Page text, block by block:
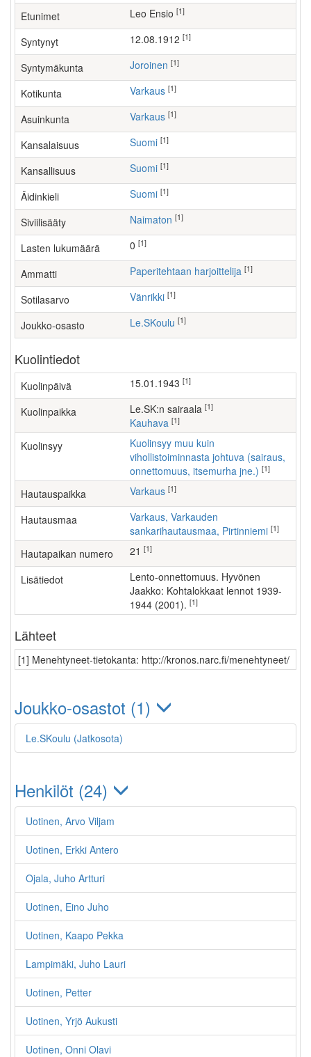
Etunimet Leo Ensio [1]
Syntynyt 12.08.1912 [1]
Syntymäkunta Joroinen [1]
Kotikunta Varkaus [1]
Asuinkunta Varkaus [1]
Kansalaisuus Suomi [1]
Kansallisuus Suomi [1]
Äidinkieli Suomi [1]
Siviilisääty Naimaton [1]
Lasten lukumäärä [1]
Ammatti paperitehtaan harjoittelija [1]
Sotilasarvo Vänrikki [1]
Joukko-osasto Le.SKoulu [1]
Kuolintiedot
Kuolinpäivä 15.01.1943 [1]
Kuolinpaikka Le.SK:n sairaala [1]
Kauhava [1]
Kuolinsyy
Kuolinsyy muu kuin
vihollistoiminnasta johtuva (sairaus,
onnettomuus, itsemurha jne.) [1]
Hautauspaikka Varkaus [1]
Hautausmaa
Varkaus, Varkauden
sankarihautausmaa, Pirtinniemi [1]
Hautapaikan numero 21 [1]
Lisätiedot
Lento-onnettomuus. Hyvönen
Jaakko: Kohtalokkaat lennot 1939-
1944 (2001). [1]
Lähteet
[1] Menehtyneet-tietokanta: http://kronos.narc.fi/menehtyneet/
Joukko-osastot (1)
Le.SKoulu (Jatkosota)
Henkilöt (24)
Uotinen, Arvo Viljam
Uotinen, Erkki Antero
Ojala, Juho Artturi
Uotinen, Eino Juho
Uotinen, Kaapo Pekka
Lampimäki, Juho Lauri
Uotinen, Petter
Uotinen, Yrjö Aukusti
Uotinen, Onni Olavi